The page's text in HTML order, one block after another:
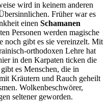
wird in keinem anderen
Früher war es
einen Schamanen
Personen werden magische
noch gibt es sie vereinzelt. Mit
orthodoxen Lehre hat
in den Karpaten ticken die
es Menschen, die in
Kräutern und Rauch geheilt
Wolkenbeschwörer,
seltener geworden.